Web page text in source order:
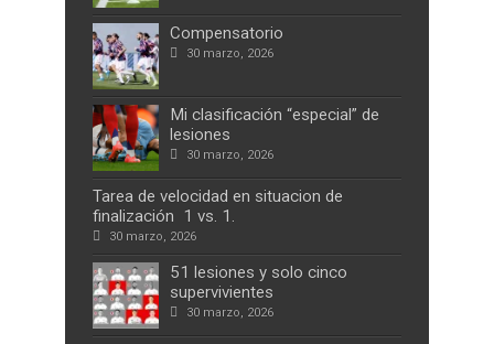
Compensatorio
30 marzo, 2026
Mi clasificación “especial” de
lesiones
30 marzo, 2026
Tarea de velocidad en situacion de
finalización 1 vs. 1.
30 marzo, 2026
51 lesiones y solo cinco
supervivientes
30 marzo, 2026